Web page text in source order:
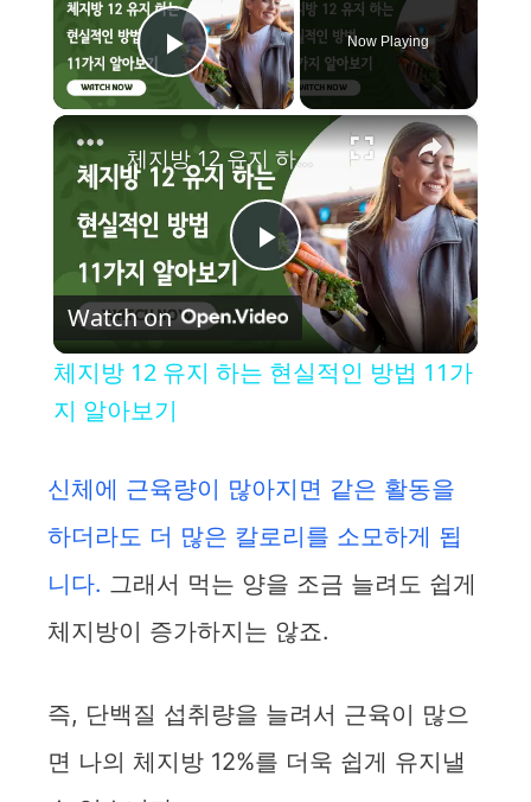
Play Video
Now Playing
×
P
l
y
V
i
d
e
체지방 12 유지 하는 현실적인 방법 11가지 알아보기
Watch on
체지방 12 유지 하는 현실적인 방법 11가
지 알아보기
신체에 근육량이 많아지면 같은 활동을
하더라도 더 많은 칼로리를 소모하게 됩
니다. 그래서 먹는 양을 조금 늘려도 쉽게
체지방이 증가하지는 않죠.
즉, 단백질 섭취량을 늘려서 근육이 많으
면 나의 체지방 12%를 더욱 쉽게 유지낼